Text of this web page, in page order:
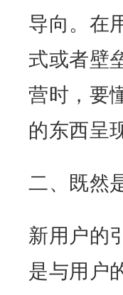
导向。在
式或者壁
营时，要
的东西呈
二、既然
新用户的
是与用户